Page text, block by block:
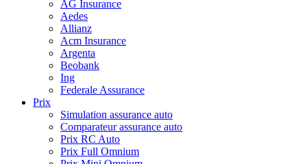
AG Insurance
Aedes
Allianz
Acm Insurance
Argenta
Beobank
Ing
Federale Assurance
Prix
Simulation assurance auto
Comparateur assurance auto
Prix RC Auto
Prix Full Omnium